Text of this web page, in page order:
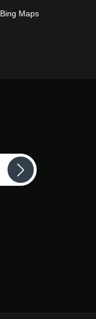
Bing Maps